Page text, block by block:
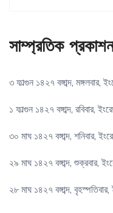
সাম্প্রতিক
৩ ফাল্গুন ১৪২৭ বঙ্গাব্দ, মঙ্গলবার,
১ ফাল্গুন ১৪২৭ বঙ্গাব্দ, রবিবার,
৩০ মাঘ ১৪২৭ বঙ্গাব্দ, শনিবার,
২৯ মাঘ ১৪২৭ বঙ্গাব্দ, শুক্রবার,
২৮ মাঘ ১৪২৭ বঙ্গাব্দ,